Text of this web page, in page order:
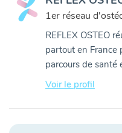
1er réseau
REFLEX OSTEO
partout en France
parcours de santé
Voir le profil